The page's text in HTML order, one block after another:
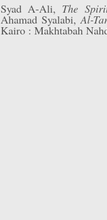
Syad A-Ali, The
Ahamad Syalabi, Al-
Kairo : Makhtabah